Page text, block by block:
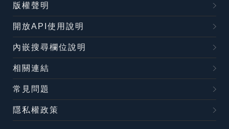
版權聲明
開放API使用說明
內嵌搜尋欄位說明
相關連結
常見問題
隱私權政策